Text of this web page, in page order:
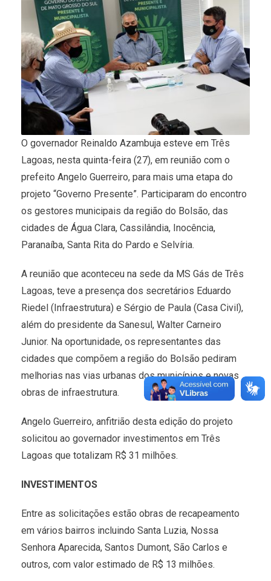
O governador Reinaldo Azambuja esteve em Três
Lagoas, nesta quinta-feira (27), em reunião com o
prefeito Angelo Guerreiro, para mais uma etapa do
projeto “Governo Presente”. Participaram do encontro
os gestores municipais da região do Bolsão, das
cidades de Água Clara, Cassilândia, Inocência,
Paranaíba, Santa Rita do Pardo e Selvíria.
A reunião que aconteceu na sede da MS Gás de Três
Lagoas, teve a presença dos secretários Eduardo
Riedel (Infraestrutura) e Sérgio de Paula (Casa Civil),
além do presidente da Sanesul, Walter Carneiro
Junior. Na oportunidade, os representantes das
cidades que compõem a região do Bolsão pediram
melhorias nas vias urbanas dos municípios e novas
obras de infraestrutura.
Angelo Guerreiro, anfitrião desta edição do projeto
solicitou ao governador investimentos em Três
Lagoas que totalizam R$ 31 milhões.
INVESTIMENTOS
Entre as solicitações estão obras de recapeamento
em vários bairros incluindo Santa Luzia, Nossa
Senhora Aparecida, Santos Dumont, São Carlos e
outros, com valor estimado de R$ 13 milhões.